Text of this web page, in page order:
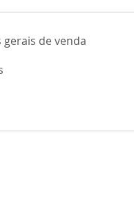
gerais de venda